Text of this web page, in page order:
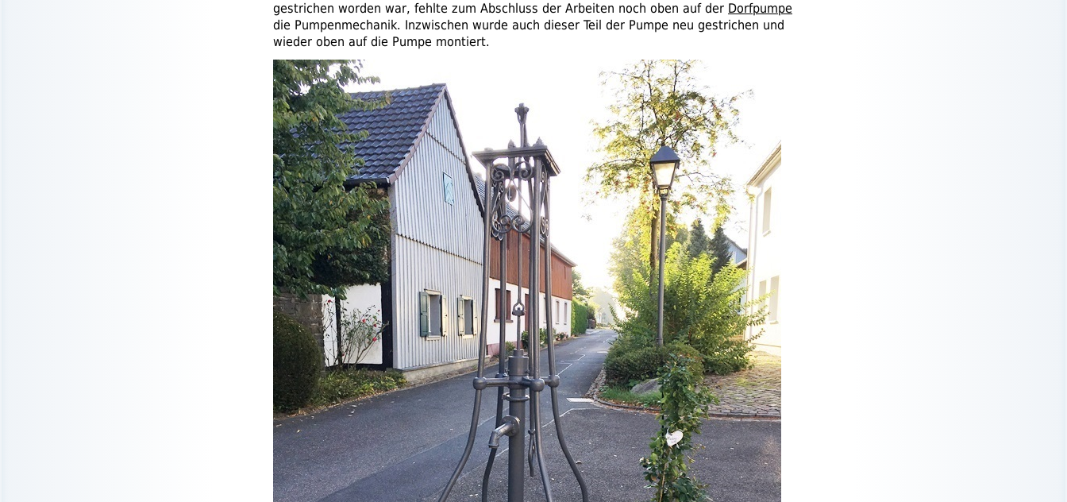
gestrichen worden war, fehlte zum Abschluss der Arbeiten noch oben auf der Dorfpumpe
die Pumpenmechanik. Inzwischen wurde auch dieser Teil der Pumpe neu gestrichen und
wieder oben auf die Pumpe montiert.